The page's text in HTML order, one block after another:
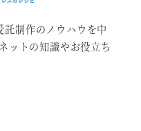
制作のノウハウを中
ットの知識やお役立ち